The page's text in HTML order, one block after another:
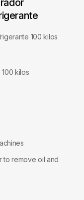
100 kilos
kilos
to remove oil and